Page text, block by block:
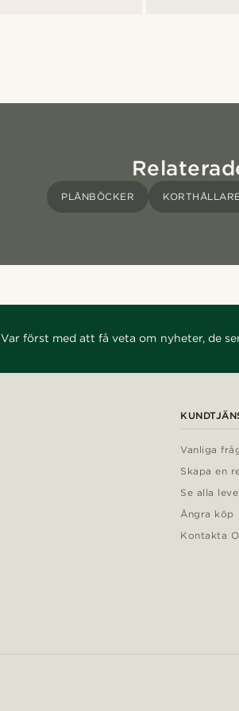
PLÅNBÖCKER KORTHÅLLARE
Var först med att få veta om nyheter, de
Vanliga
Skapa en
Se alla
Ångra köp
Kontakta